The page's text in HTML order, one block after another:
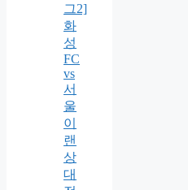
그2]
화
성
FC
vs
서
울
이
랜
상
대